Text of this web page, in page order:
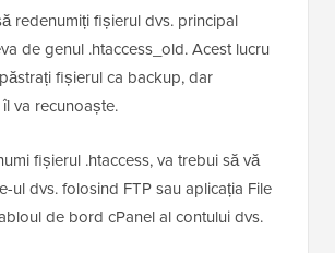
redenumiți fișierul dvs. principal
de genul .htaccess_old. Acest lucru
fișierul ca backup, dar
va recunoaște.
fișierul .htaccess, va trebui să vă
ul dvs. folosind FTP sau aplicația File
de bord cPanel al contului dvs.